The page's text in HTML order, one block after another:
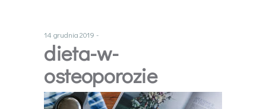
14 grudnia 2019
dieta-w-
osteoporozie